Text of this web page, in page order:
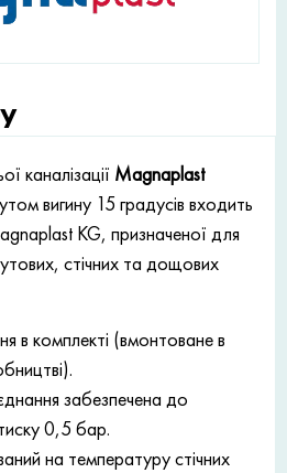
каналізації Magnaplast
вигину 15 градусів входить
KG, призначеної для
стічних та дощових
в комплекті (вмонтоване в
забезпечена до
0,5 бар.
на температуру стічних